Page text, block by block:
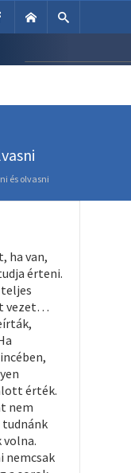
és olvasni
ha van,
érteni.
vezet…
érték.
nem
nemcsak